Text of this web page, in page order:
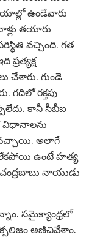
ఉండేవారు
తయారు
వచ్చింది. గత
గుండె
గదిలో రక్తపు
కానీ సీబీఐ
విధానాలను
వచ్చాయి. అలాగే
ఉంటే హత్య
చంద్రబాబు నాయుడు
సమైక్యాంధ్రలో
అణిచివేశాం.